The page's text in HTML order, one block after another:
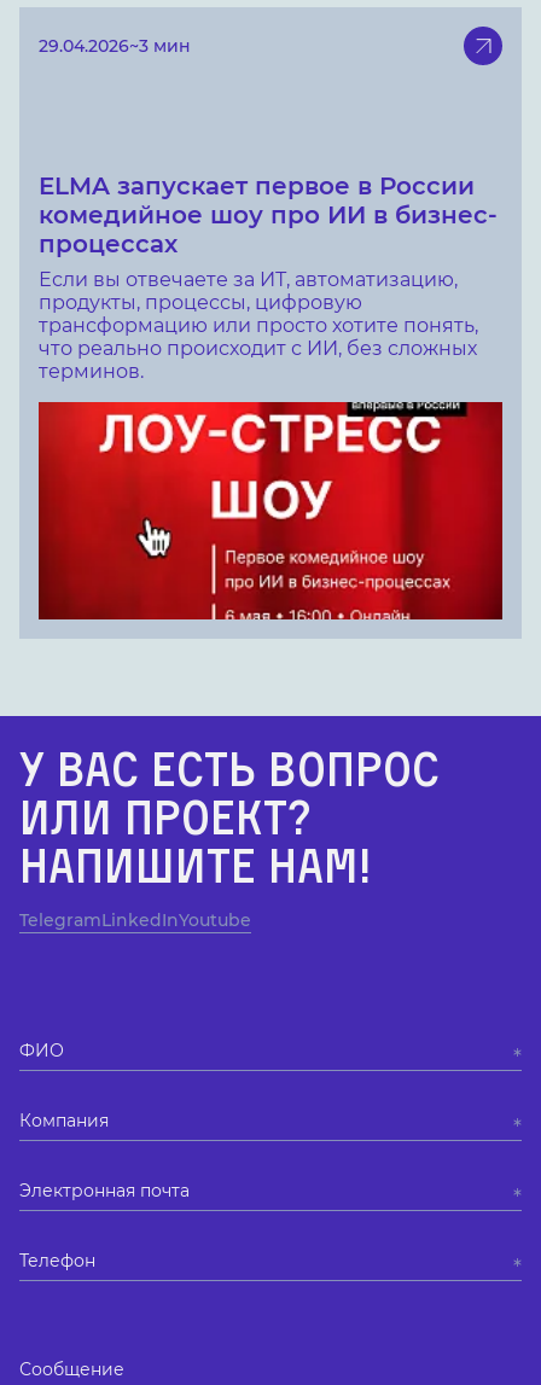
29.04.2026~3 мин
ELMA запускает первое в России
комедийное шоу про ИИ в бизнес-
процессах
Если вы отвечаете за ИТ, автоматизацию,
продукты, процессы, цифровую
трансформацию или просто хотите понять,
что реально происходит с ИИ, без сложных
терминов.
У Вас есть вопрос
или проект?
Напишите нам!
TelegramLinkedInYoutube